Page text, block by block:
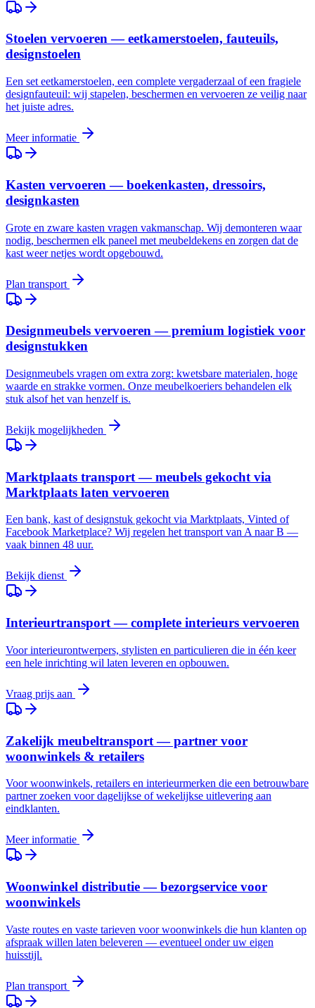
Stoelen vervoeren — eetkamerstoelen, fauteuils,
designstoelen
Een set eetkamerstoelen, een complete vergaderzaal of een fragiele
designfauteuil: wij stapelen, beschermen en vervoeren ze veilig naar
het juiste adres.
Meer informatie
Kasten vervoeren — boekenkasten, dressoirs,
designkasten
Grote en zware kasten vragen vakmanschap. Wij demonteren waar
nodig, beschermen elk paneel met meubeldekens en zorgen dat de
kast weer netjes wordt opgebouwd.
Plan transport
Designmeubels vervoeren — premium logistiek voor
designstukken
Designmeubels vragen om extra zorg: kwetsbare materialen, hoge
waarde en strakke vormen. Onze meubelkoeriers behandelen elk
stuk alsof het van henzelf is.
Bekijk mogelijkheden
Marktplaats transport — meubels gekocht via
Marktplaats laten vervoeren
Een bank, kast of designstuk gekocht via Marktplaats, Vinted of
Facebook Marketplace? Wij regelen het transport van A naar B —
vaak binnen 48 uur.
Bekijk dienst
Interieurtransport — complete interieurs vervoeren
Voor interieurontwerpers, stylisten en particulieren die in één keer
een hele inrichting wil laten leveren en opbouwen.
Vraag prijs aan
Zakelijk meubeltransport — partner voor
woonwinkels & retailers
Voor woonwinkels, retailers en interieurmerken die een betrouwbare
partner zoeken voor dagelijkse of wekelijkse uitlevering aan
eindklanten.
Meer informatie
Woonwinkel distributie — bezorgservice voor
woonwinkels
Vaste routes en vaste tarieven voor woonwinkels die hun klanten op
afspraak willen laten beleveren — eventueel onder uw eigen
huisstijl.
Plan transport